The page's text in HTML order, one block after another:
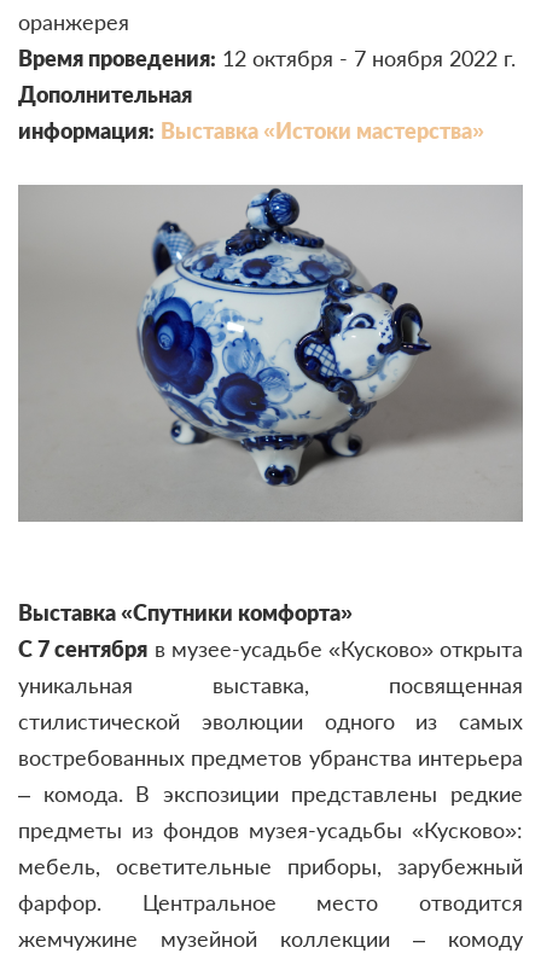
оранжерея
Время проведения: 12 октября - 7 ноября 2022 г.
Дополнительная
информация: Выставка «Истоки мастерства»
Выставка «Спутники комфорта»
С 7 сентября в музее-усадьбе «Кусково» открыта
уникальная выставка, посвященная
стилистической эволюции одного из самых
востребованных предметов убранства интерьера
– комода. В экспозиции представлены редкие
предметы из фондов музея-усадьбы «Кусково»:
мебель, осветительные приборы, зарубежный
фарфор. Центральное место отводится
жемчужине музейной коллекции – комоду